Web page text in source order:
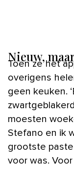
Nieuw,
Toen ze het
overigens
geen keuken.
moesten
Stefano en ik
grootste paste
voor was.